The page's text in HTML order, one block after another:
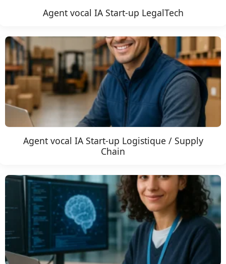
Agent vocal IA Start-up LegalTech
Agent vocal IA Start-up Logistique / Supply
Chain